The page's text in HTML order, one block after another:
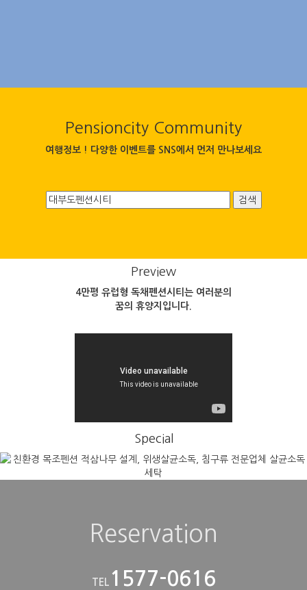
Pensioncity Community
여행정보 ! 다양한 이벤트를 SNS에서 먼저 만나보세요
검색
Preview
4만평 유럽형 독채펜션시티는 여러분의
꿈의 휴양지입니다.
Special
Reservation
TEL 1577-0616